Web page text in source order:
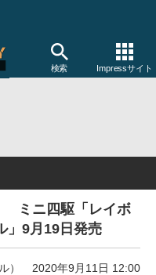
検索 Impressサイト
ミニ四駆「レイボ
」9月19日発売
） 2020年9月11日 12:00